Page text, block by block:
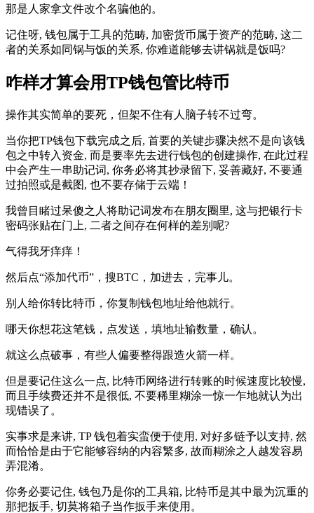
那是人家拿文件改个名骗他的。
记住呀, 钱包属于工具的范畴, 加密货币属于资产的范畴, 这二
者的关系如同锅与饭的关系, 你难道能够去讲锅就是饭吗?
咋样才算会用TP钱包管比特币
操作其实简单的要死，但架不住有人脑子转不过弯。
当你把TP钱包下载完成之后, 首要的关键步骤决然不是向该钱
包之中转入资金, 而是要率先去进行钱包的创建操作, 在此过程
中会产生一串助记词, 你务必将其抄录留下, 妥善藏好, 不要通
过拍照或是截图, 也不要存储于云端！
我曾目睹过呆傻之人将助记词发布在朋友圈里, 这与把银行卡
密码张贴在门上, 二者之间存在何样的差别呢?
气得我牙痒痒！
然后点“添加代币”，搜BTC，加进去，完事儿。
别人给你转比特币，你复制钱包地址给他就行。
哪天你想花这笔钱，点发送，填地址输数量，确认。
就这么点破事，有些人偏要整得跟造火箭一样。
但是要记住这么一点, 比特币网络进行转账的时候速度比较慢,
而且手续费还并不是很低, 不要稀里糊涂一惊一乍地就认为出
现错误了。
实事求是来讲, TP 钱包着实蛮便于使用, 对好多链予以支持, 然
而恰恰是由于它能够容纳的内容繁多, 故而糊涂之人越发容易
弄混淆。
你务必要记住, 钱包乃是你的工具箱, 比特币是其中最为沉重的
那把扳手, 切莫将箱子当作扳手来使用。